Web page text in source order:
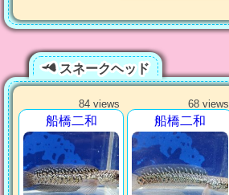
スネークヘッド
84 views
船橋二和
68 views
船橋二和